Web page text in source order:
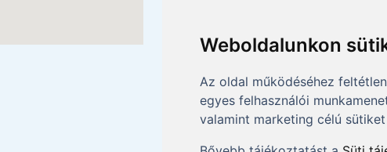
Weboldalunkon
Az oldal működéséhez
egyes felhasználói
valamint marketing célú
B/2020/000053